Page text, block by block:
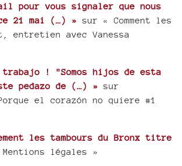
pour vous signaler que nous
21 mai (…) » sur « Comment les
entretien avec Vanessa
trabajo ! "Somos hijos de esta
pedazo de (…) » sur
el corazón no quiere #1
les tambours du Bronx titre
légales »